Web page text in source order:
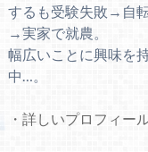
するも受験失敗→自
→実家で就農。
幅広いことに興味を
中…。
・詳しいプロフィー